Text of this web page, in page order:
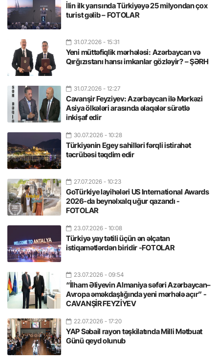
İlin ilk yarısında Türkiyəyə 25 milyondan çox
turist gəlib – FOTOLAR
31.07.2026 - 15:31
Yeni müttəfiqlik mərhələsi: Azərbaycan və
Qırğızıstanı hansı imkanlar gözləyir? – ŞƏRH
31.07.2026 - 12:27
Cavanşir Feyziyev: Azərbaycan ilə Mərkəzi
Asiya ölkələri arasında əlaqələr sürətlə
inkişaf edir
30.07.2026 - 10:28
Türkiyənin Egey sahilləri fərqli istirahət
təcrübəsi təqdim edir
27.07.2026 - 10:23
GoTürkiye layihələri US International Awards
2026-da beynəlxalq uğur qazandı -
FOTOLAR
23.07.2026 - 10:08
Türkiyə yay tətili üçün ən əlçatan
istiqamətlərdən biridir -FOTOLAR
23.07.2026 - 09:54
“İlham Əliyevin Almaniya səfəri Azərbaycan–
Avropa əməkdaşlığında yeni mərhələ açır” -
CAVANŞİR FEYZİYEV
22.07.2026 - 17:20
YAP Səbail rayon təşkilatında Milli Mətbuat
Günü qeyd olunub